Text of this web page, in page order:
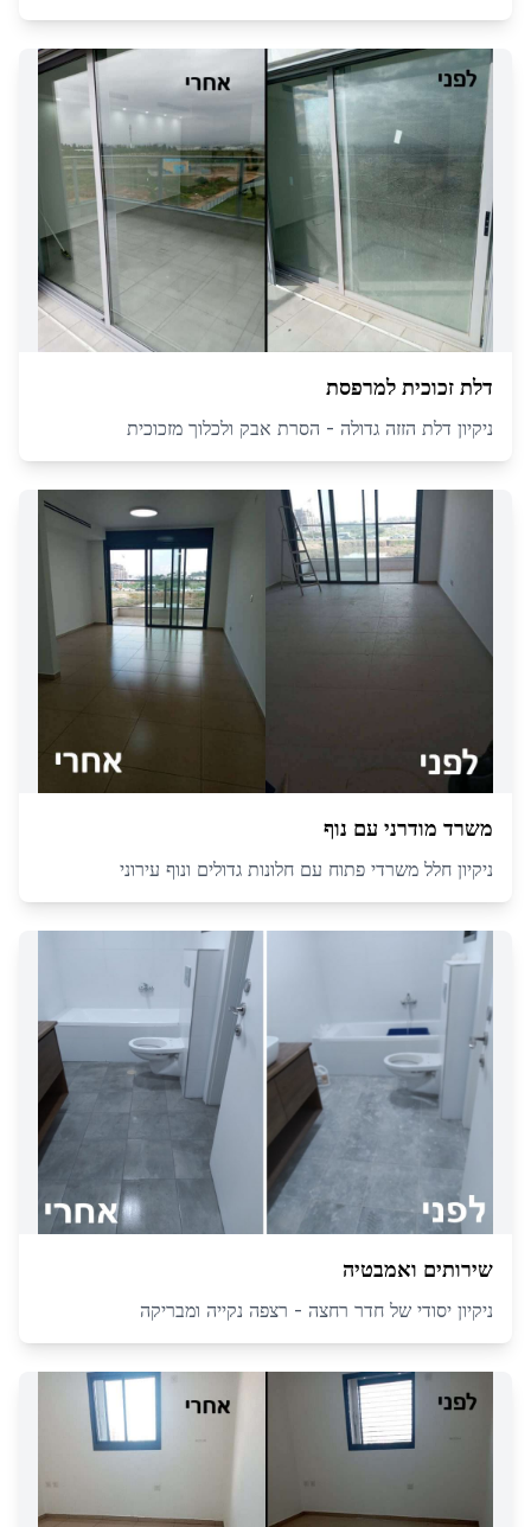
דלת זכוכית למרפסת
ניקיון דלת הזזה גדולה - הסרת אבק ולכלוך מזכוכית
משרד מודרני עם נוף
ניקיון חלל משרדי פתוח עם חלונות גדולים ונוף עירוני
שירותים ואמבטיה
ניקיון יסודי של חדר רחצה - רצפה נקייה ומבריקה